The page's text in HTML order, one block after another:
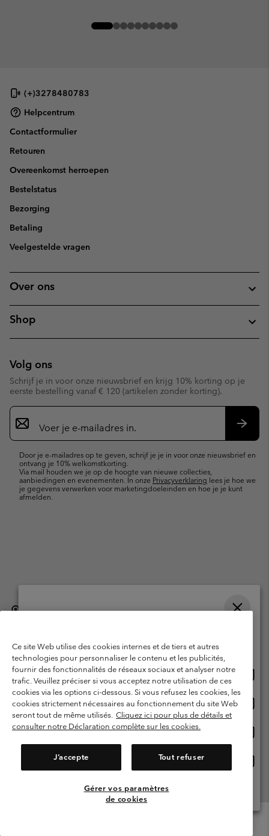
(+)3278480783
Helpcentrum
Contactformulier
Retouren
Overeenkomst herroepen
Bestelstatus
Bezorging
Betaling
Veelgestelde vragen
Over ons
Shop
Volg ons
Schrijf je in voor onze nieuwsbrief en krijg 10% korting op je
eerste bestelling vanaf € 120 (artikelen zonder korting).
Aanmelden
voor
e-
Door je e-mailadres op te geven, schrijf je je in voor onze nieuwsbrief en
ontvang je 10% welkomstkorting.
Via mail houden we je op de hoogte van nieuwe collecties,
aanbiedingen en evenementen. In onze Privacyverklaring lees je hoe we
je gegevens verwerken voor marketingdoeleinden en hoe je je kunt
afmelden.
België (Nederlands) | English ›| français ›
Gebruiksvoorwaarden
Verkoopvoorwaarden
Garantie
Privacybeleid
Gebruiksvoorwaarden voor lidmaatschap
Voorwaarden voor door gebruikers gegenereerde inhoud
Impressum
Cookies
Helpcentrum: Maan-Vrij. 9:00 - 13:00 & 14:00- 18:00
Ce site Web utilise des cookies internes et de tiers et autres
technologies pour personnaliser le contenu et les publicités,
fournir des fonctionnalités de réseaux sociaux et analyser notre
trafic. Veuillez préciser si vous acceptez notre utilisation de ces
cookies via les options ci-dessous. Si vous refusez les cookies, les
cookies strictement nécessaires au fonctionnement du site Web
seront tout de même utilisés. Cliquez ici pour plus de détails et
consulter notre Déclaration complète sur les cookies.
J’accepte Tout refuser
Gérer vos paramètres
de cookies
Online shoppen beschikbaar
United States
Belgium-English
Belgium-Français
Belgium-Dutch
Alle Locaties Bekijken